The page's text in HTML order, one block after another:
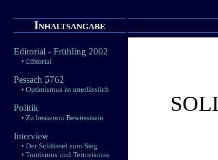
Inhaltsangabe
Editorial - Frühling 2002
• Editorial
Pessach 5762
• Optimismus ist unerlässlich
Politik
• Zu besserem Bewusstsein
Interview
• Der Schlüssel zum Sieg
• Tourismus und Terrorismus